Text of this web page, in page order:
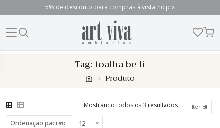
5% de desconto para compras à vista no pix
Tag:toalha belli
Produto
Mostrando todos os 3 resultados Filter